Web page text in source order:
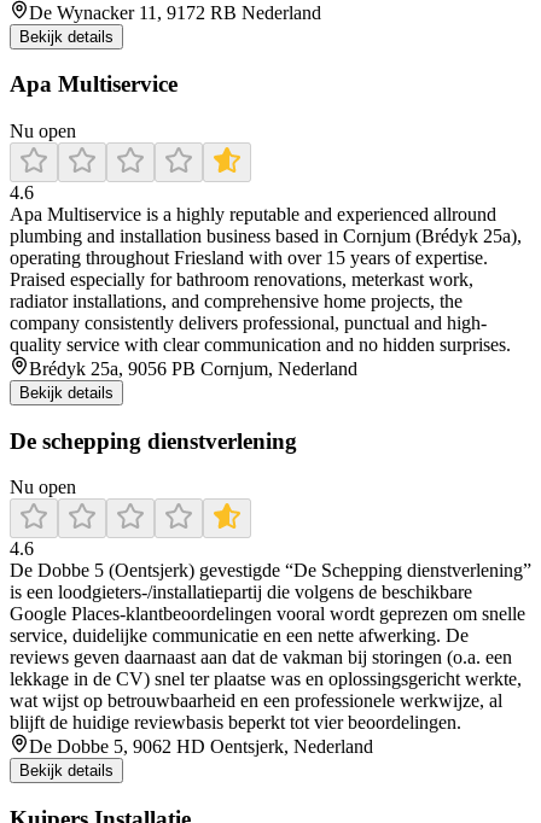
De Wynacker 11, 9172 RB Nederland
Bekijk details
Apa Multiservice
Nu open
4.6
Apa Multiservice is a highly reputable and experienced allround
plumbing and installation business based in Cornjum (Brédyk 25a),
operating throughout Friesland with over 15 years of expertise.
Praised especially for bathroom renovations, meterkast work,
radiator installations, and comprehensive home projects, the
company consistently delivers professional, punctual and high-
quality service with clear communication and no hidden surprises.
Brédyk 25a, 9056 PB Cornjum, Nederland
Bekijk details
De schepping dienstverlening
Nu open
4.6
De Dobbe 5 (Oentsjerk) gevestigde “De Schepping dienstverlening”
is een loodgieters-/installatiepartij die volgens de beschikbare
Google Places-klantbeoordelingen vooral wordt geprezen om snelle
service, duidelijke communicatie en een nette afwerking. De
reviews geven daarnaast aan dat de vakman bij storingen (o.a. een
lekkage in de CV) snel ter plaatse was en oplossingsgericht werkte,
wat wijst op betrouwbaarheid en een professionele werkwijze, al
blijft de huidige reviewbasis beperkt tot vier beoordelingen.
De Dobbe 5, 9062 HD Oentsjerk, Nederland
Bekijk details